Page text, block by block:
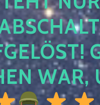
WAR,